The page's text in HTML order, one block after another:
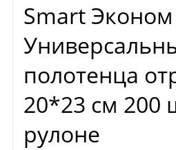
Smart Эконом
полотенца
20*23 см 200
рулоне